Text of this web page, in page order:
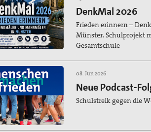
DenkMal 2026
Frieden erinnern –
Münster. Schulprojekt
Gesamtschule
08. Jun 2026
Neue Podcast-
Schulstreik gegen die